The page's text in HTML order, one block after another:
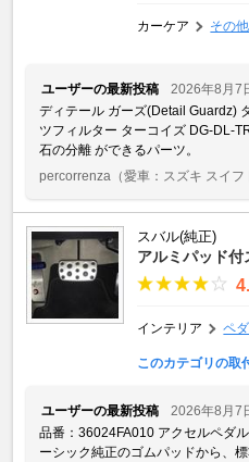
カーケア その他
ユーザーの最新投稿
2026年8月7
ディテール ガーズ(Detail Guardz)
ツフィルター ターコイズ DG-DL-
石の分離 ができるパーツ。
percorrenza （愛車：スズキ スイフ
スバル(純正)
アルミパッド
インテリア ペ
このカテゴリの取
ユーザーの最新投稿
2026年8月7
品番：36024FA010 アクセルペダ
ーシック純正のゴムパッドから、